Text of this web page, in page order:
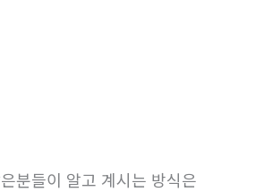
분들이 알고 계시는 방식은